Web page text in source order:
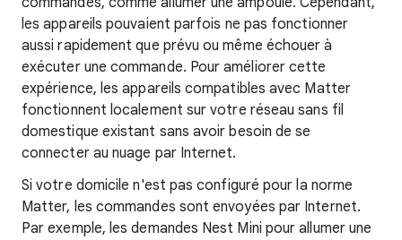
les appareils pouvaient parfois ne pas fonctionner
aussi rapidement que prévu ou même échouer à
exécuter une commande. Pour améliorer cette
expérience, les appareils compatibles avec Matter
fonctionnent localement sur votre réseau sans fil
domestique existant sans avoir besoin de se
connecter au nuage par Internet.
Si votre domicile n'est pas configuré pour la norme
Matter, les commandes sont envoyées par Internet.
Par exemple, les demandes Nest Mini pour allumer une